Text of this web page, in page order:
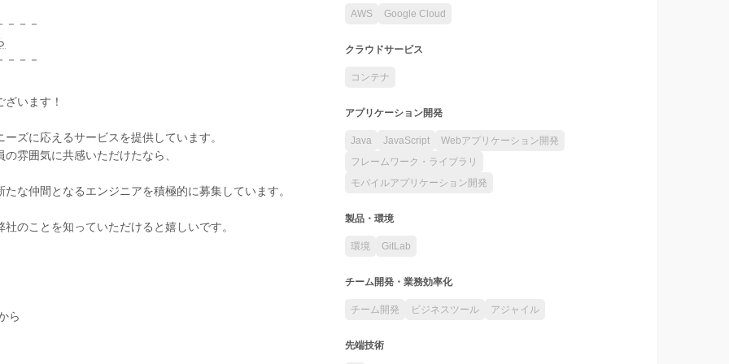
－－－
－－－
います！
ズに応えるサービスを提供しています。
雰囲気に共感いただけたなら、
な仲間となるエンジニアを積極的に募集しています。
のことを知っていただけると嬉しいです。
ら
AWS Google Cloud
クラウドサービス
コンテナ
アプリケーション開発
Java JavaScript
Webアプリケーション開発
フレームワーク・ライブラリ
モバイルアプリケーション開発
製品・環境
環境 GitLab
チーム開発・業務効率化
チーム開発 ビジネスツール アジャイル
先端技術